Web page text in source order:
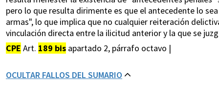
pero lo que resulta dirimente es que el antecedente lo
armas", lo que implica que no cualquier reiteración
vinculación directa entre la ilicitud anterior y la que se
CPE Art. 189 bis apartado 2, párrafo octavo |
OCULTAR FALLOS DEL SUMARIO